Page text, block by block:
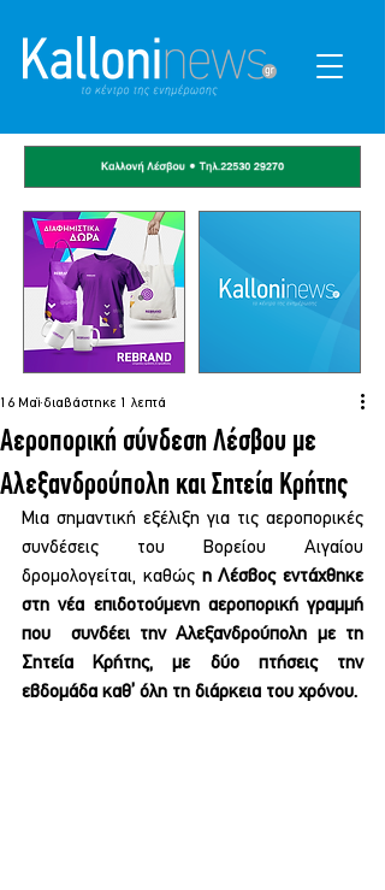
Αεροπορική σύνδεση Λέσβου με
Αλεξανδρούπολη και Σητεία Κρήτης
16 Μαΐ διαβάστηκε 1 λεπτά
Μια σημαντική εξέλιξη για τις αεροπορικές
συνδέσεις του Βορείου Αιγαίου
δρομολογείται, καθώς η Λέσβος εντάχθηκε
στη νέα επιδοτούμενη αεροπορική γραμμή
που  συνδέει την Αλεξανδρούπολη με τη
Σητεία Κρήτης, με δύο πτήσεις την
εβδομάδα καθ’ όλη τη διάρκεια του χρόνου.